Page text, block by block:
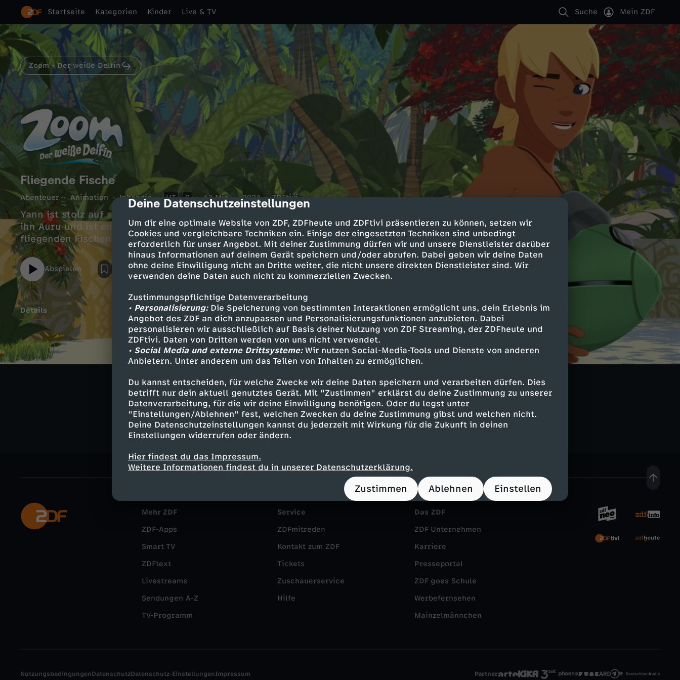
cmp-dialog-description
Deine Datenschutzeinstellungen
Um dir eine optimale Website von ZDF, ZDFheute und ZDFtivi präsentieren zu können, setzen wir
Cookies und vergleichbare Techniken ein. Einige der eingesetzten Techniken sind unbedingt
erforderlich für unser Angebot. Mit deiner Zustimmung dürfen wir und unsere Dienstleister darüber
hinaus Informationen auf deinem Gerät speichern und/oder abrufen. Dabei geben wir deine Daten
ohne deine Einwilligung nicht an Dritte weiter, die nicht unsere direkten Dienstleister sind. Wir
verwenden deine Daten auch nicht zu kommerziellen Zwecken.
Zustimmungspflichtige Datenverarbeitung
• Personalisierung:Die Speicherung von bestimmten Interaktionen ermöglicht uns, dein Erlebnis im
Angebot des ZDF an dich anzupassen und Personalisierungsfunktionen anzubieten. Dabei
personalisieren wir ausschließlich auf Basis deiner Nutzung von ZDF Streaming, der ZDFheute und
ZDFtivi. Daten von Dritten werden von uns nicht verwendet.
• Social Media und externe Drittsysteme:Wir nutzen Social-Media-Tools und Dienste von anderen
Anbietern. Unter anderem um das Teilen von Inhalten zu ermöglichen.
Du kannst entscheiden, für welche Zwecke wir deine Daten speichern und verarbeiten dürfen. Dies
betrifft nur dein aktuell genutztes Gerät. Mit "Zustimmen" erklärst du deine Zustimmung zu unserer
Datenverarbeitung, für die wir deine Einwilligung benötigen. Oder du legst unter
"Einstellungen/Ablehnen" fest, welchen Zwecken du deine Zustimmung gibst und welchen nicht.
Deine Datenschutzeinstellungen kannst du jederzeit mit Wirkung für die Zukunft in deinen
Einstellungen widerrufen oder ändern.
Hier findest du das Impressum.
Weitere Informationen findest du in unserer Datenschutzerklärung.
Zustimmen Ablehnen Einstellen
Startseite Kategorien Kinder Live & TV Suche Mein ZDF
Zoom - Der weiße Delfin
Fliegende Fische
Abenteuer Animation lebendig UT 0 13 Min. 2024 ZDFtivi
Yann ist stolz auf seinen selbstgebauten Unterwasser-Scooter. Er schenkt
ihn Auru und ist enttäuscht, dass sich sein Freund mehr für den Fang von
fliegenden Fischen interessiert.
Abspielen
Details
Ähnliche Inhalte entdecken
Abenteuer Animation lebendig Untertitel
FSK 0
Zoom - Der weiße Delfin
Mehr ZDF
ZDF-Apps
Smart TV
ZDFtext
Livestreams
Sendungen A-Z
TV-Programm
Service
ZDFmitreden
Kontakt zum ZDF
Tickets
Zuschauerservice
Hilfe
Das ZDF
ZDF Unternehmen
Karriere
Presseportal
ZDF goes Schule
Werbefernsehen
Mainzelmännchen
Partner
NutzungsbedingungenDatenschutzDatenschutz-EinstellungenImpressum